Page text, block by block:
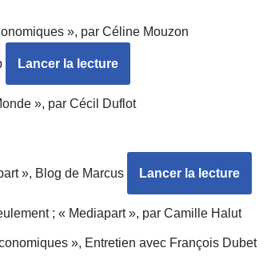
», par Céline Mouzon
Lancer la lecture
», par Cécil Duflot
», Blog de Marcus Lancer la lecture
; « Mediapart », par Camille Halut
», Entretien avec François Dubet